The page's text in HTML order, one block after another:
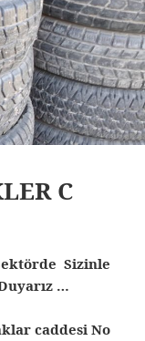
C
Sizinle
Duyarız …
caddesi No